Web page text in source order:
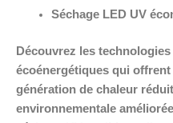
Séchage LED UV
Découvrez les
écoénergétiques qui
génération de chaleur
environnementale